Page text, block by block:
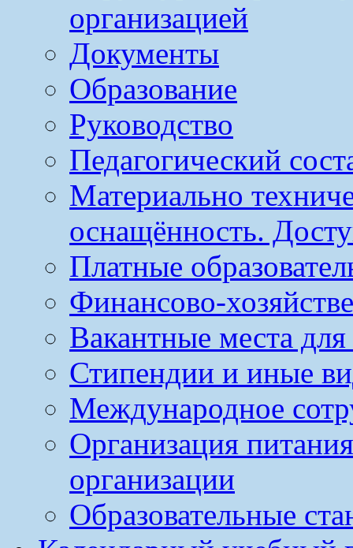
организацией
Документы
Образование
Руководство
Педагогический
Материально
оснащённость.
Платные
Финансово-
Вакантные места
Стипендии и иные
Международное
Организация
организации
Образовательные